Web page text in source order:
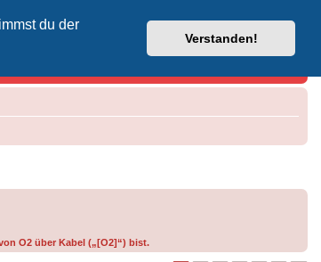
du der
Verstanden!
Vodafone-Kabel-Helpdesk
O2 über Kabel („[O2]“) bist.